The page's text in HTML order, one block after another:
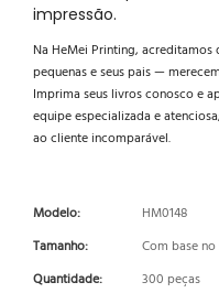
impressão.
Na HeMei Printing,
pequenas e seus pais —
Imprima seus livros conosco e
equipe especializada e
ao cliente incomparável.
Modelo:
HM0148
Tamanho:
Com base
Quantidade:
300 peças